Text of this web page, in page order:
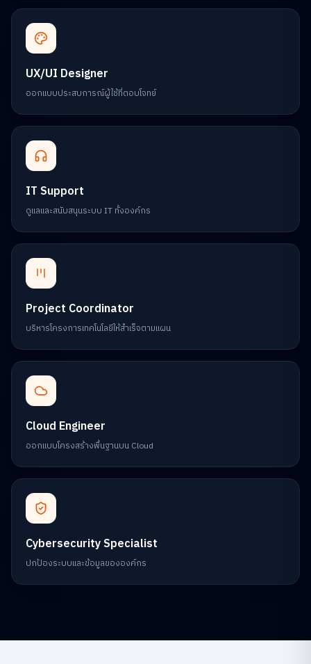
UX/UI Designer
ออกแบบประสบการณ์ผู้ใช้ที่ตอบโจทย์
IT Support
ดูแลและสนับสนุนระบบ IT ทั้งองค์กร
Project Coordinator
บริหารโครงการเทคโนโลยีให้สำเร็จตามแผน
Cloud Engineer
ออกแบบโครงสร้างพื้นฐานบน Cloud
Cybersecurity Specialist
ปกป้องระบบและข้อมูลขององค์กร